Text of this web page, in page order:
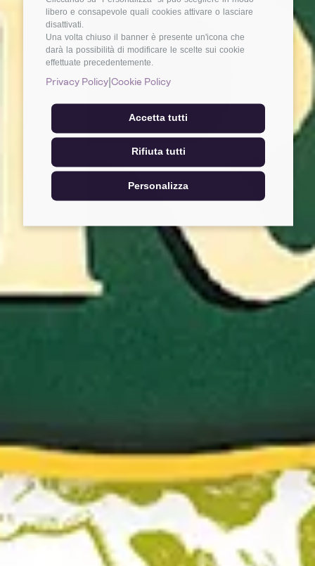
libero e consapevole quali cookies attivare o lasciare
disattivati.
Una volta chiuso il banner è presente un'icona che
darà la possibilità di modificare le scelte sui cookie
effettuate precedentemente.
Privacy Policy Cookie Policy
Accetta tutti
Rifiuta tutti
Personalizza